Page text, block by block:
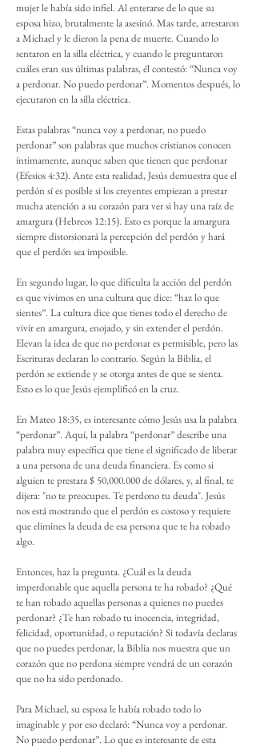
mujer le había sido infiel. Al enterarse de lo que su
esposa hizo, brutalmente la asesinó. Mas tarde, arrestaron
a Michael y le dieron la pena de muerte. Cuando lo
sentaron en la silla eléctrica, y cuando le preguntaron
cuáles eran sus últimas palabras, él contestó: “Nunca voy
a perdonar. No puedo perdonar”. Momentos después, lo
ejecutaron en la silla eléctrica.
Estas palabras “nunca voy a perdonar, no puedo
perdonar” son palabras que muchos cristianos conocen
íntimamente, aunque saben que tienen que perdonar
(Efesios 4:32). Ante esta realidad, Jesús demuestra que el
perdón sí es posible si los creyentes empiezan a prestar
mucha atención a su corazón para ver si hay una raíz de
amargura (Hebreos 12:15). Esto es porque la amargura
siempre distorsionará la percepción del perdón y hará
que el perdón sea imposible.
En segundo lugar, lo que dificulta la acción del perdón
es que vivimos en una cultura que dice: “haz lo que
sientes”. La cultura dice que tienes todo el derecho de
vivir en amargura, enojado, y sin extender el perdón.
Elevan la idea de que no perdonar es permisible, pero las
Escrituras declaran lo contrario. Según la Biblia, el
perdón se extiende y se otorga antes de que se sienta.
Esto es lo que Jesús ejemplificó en la cruz.
En Mateo 18:35, es interesante cómo Jesús usa la palabra
“perdonar”. Aquí, la palabra “perdonar” describe una
palabra muy específica que tiene el significado de liberar
a una persona de una deuda financiera. Es como si
alguien te prestara $ 50,000.000 de dólares, y, al final, te
dijera: "no te preocupes. Te perdono tu deuda". Jesús
nos está mostrando que el perdón es costoso y requiere
que elimines la deuda de esa persona que te ha robado
algo.
Entonces, haz la pregunta. ¿Cuál es la deuda
imperdonable que aquella persona te ha robado? ¿Qué
te han robado aquellas personas a quienes no puedes
perdonar? ¿Te han robado tu inocencia, integridad,
felicidad, oportunidad, o reputación? Si todavía declaras
que no puedes perdonar, la Biblia nos muestra que un
corazón que no perdona siempre vendrá de un corazón
que no ha sido perdonado.
Para Michael, su esposa le había robado todo lo
imaginable y por eso declaró: “Nunca voy a perdonar.
No puedo perdonar”. Lo que es interesante de esta